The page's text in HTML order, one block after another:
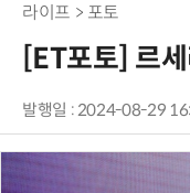
라이프 > 포토
[ET포토] 르
발행일 : 2024-08-29